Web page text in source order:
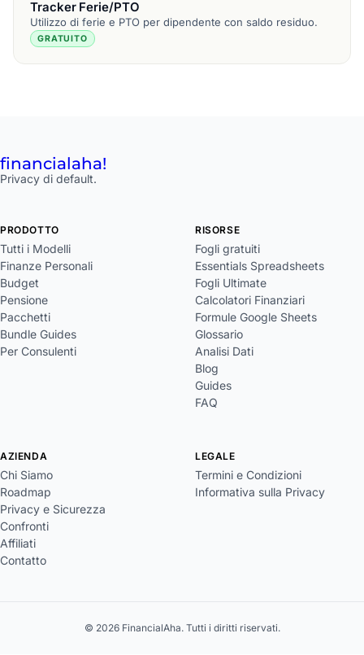
Tracker Ferie/PTO
Utilizzo di ferie e PTO per dipendente con saldo residuo.
GRATUITO
financialaha!
Privacy di default.
PRODOTTO
Tutti i Modelli
Finanze Personali
Budget
Pensione
Pacchetti
Bundle Guides
Per Consulenti
RISORSE
Fogli gratuiti
Essentials Spreadsheets
Fogli Ultimate
Calcolatori Finanziari
Formule Google Sheets
Glossario
Analisi Dati
Blog
Guides
FAQ
AZIENDA
Chi Siamo
Roadmap
Privacy e Sicurezza
Confronti
Affiliati
Contatto
LEGALE
Termini e Condizioni
Informativa sulla Privacy
© 2026 FinancialAha. Tutti i diritti riservati.